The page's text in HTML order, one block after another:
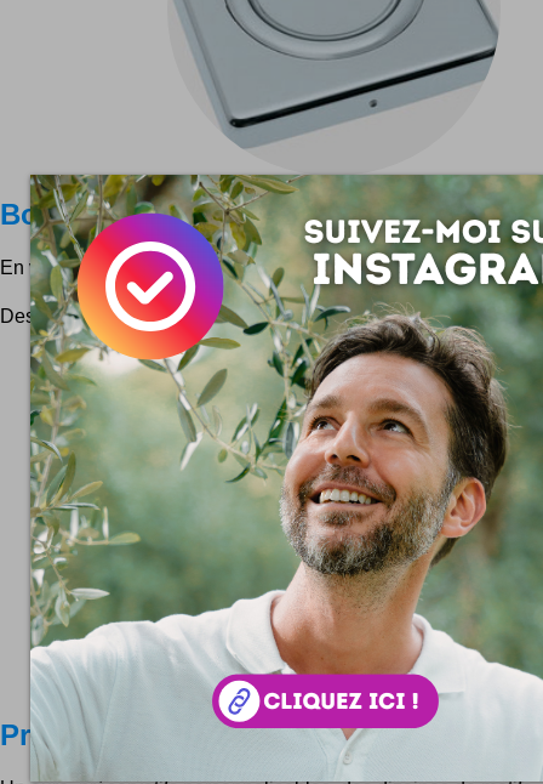
Boîte à préservatif Cohndom
En voilà du design pour un usage insolite !
Design de Susan Cohn, 38 euros ici. Sortez couverts, et avec
Préservatif " le pape a dit non "